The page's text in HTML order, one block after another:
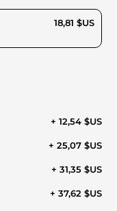
18,81 $US
+ 12,54 $US
+ 25,07 $US
+ 31,35 $US
+ 37,62 $US